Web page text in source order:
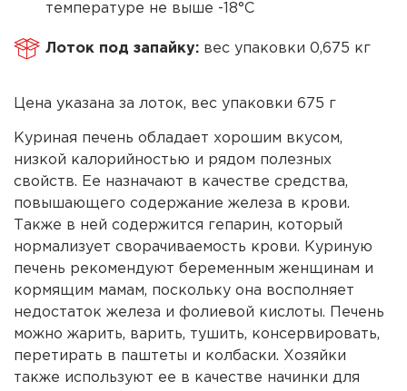
температуре не выше -18°С
Лоток под запайку: вес упаковки 0,675 кг
Цена указана за лоток, вес упаковки 675 г
Куриная печень обладает хорошим вкусом,
низкой калорийностью и рядом полезных
свойств. Ее назначают в качестве средства,
повышающего содержание железа в крови.
Также в ней содержится гепарин, который
нормализует сворачиваемость крови. Куриную
печень рекомендуют беременным женщинам и
кормящим мамам, поскольку она восполняет
недостаток железа и фолиевой кислоты. Печень
можно жарить, варить, тушить, консервировать,
перетирать в паштеты и колбаски. Хозяйки
также используют ее в качестве начинки для